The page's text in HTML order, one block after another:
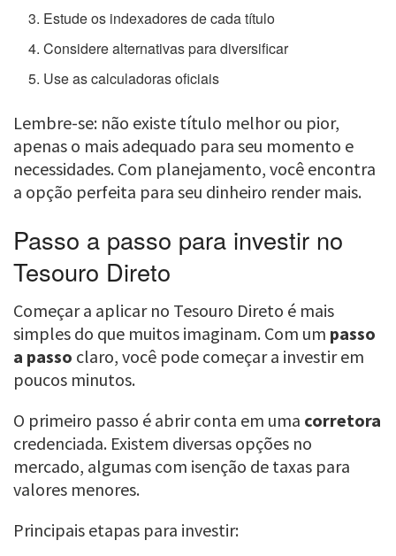
Estude os indexadores de cada título
Considere alternativas para diversificar
Use as calculadoras oficiais
Lembre-se: não existe título melhor ou pior,
apenas o mais adequado para seu momento e
necessidades. Com planejamento, você encontra
a opção perfeita para seu dinheiro render mais.
Passo a passo para investir no
Tesouro Direto
Começar a aplicar no Tesouro Direto é mais
simples do que muitos imaginam. Com um passo
a passo claro, você pode começar a investir em
poucos minutos.
O primeiro passo é abrir conta em uma corretora
credenciada. Existem diversas opções no
mercado, algumas com isenção de taxas para
valores menores.
Principais etapas para investir: